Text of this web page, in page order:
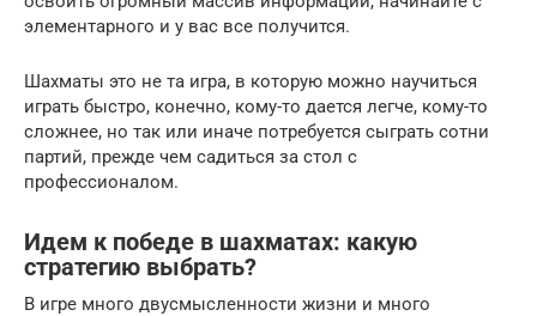
элементарного и у вас все получится.
Шахматы это не та игра, в которую можно научиться
играть быстро, конечно, кому-то дается легче, кому-то
сложнее, но так или иначе потребуется сыграть сотни
партий, прежде чем садиться за стол с
профессионалом.
Идем к победе в шахматах: какую
стратегию выбрать?
В игре много двусмысленности жизни и много